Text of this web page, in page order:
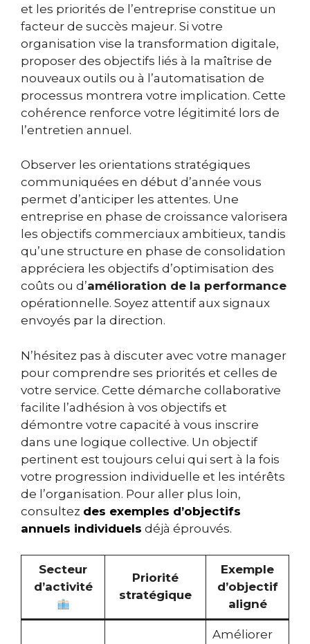
et les priorités de l’entreprise constitue un
facteur de succès majeur. Si votre
organisation vise la transformation digitale,
proposer des objectifs liés à la maîtrise de
nouveaux outils ou à l’automatisation de
processus montrera votre implication. Cette
cohérence renforce votre légitimité lors de
l’entretien annuel.
Observer les orientations stratégiques
communiquées en début d’année vous
permet d’anticiper les attentes. Une
entreprise en phase de croissance valorisera
les objectifs commerciaux ambitieux, tandis
qu’une structure en phase de consolidation
appréciera les objectifs d’optimisation des
coûts ou d’amélioration de la performance
opérationnelle. Soyez attentif aux signaux
envoyés par la direction.
N’hésitez pas à discuter avec votre manager
pour comprendre ses priorités et celles de
votre service. Cette démarche collaborative
facilite l’adhésion à vos objectifs et
démontre votre capacité à vous inscrire
dans une logique collective. Un objectif
pertinent est toujours celui qui sert à la fois
votre progression individuelle et les intérêts
de l’organisation. Pour aller plus loin,
consultez des exemples d’objectifs
annuels individuels déjà éprouvés.
Secteur
d’activité
Priorité
stratégique
Exemple
d’objectif
aligné
Améliorer